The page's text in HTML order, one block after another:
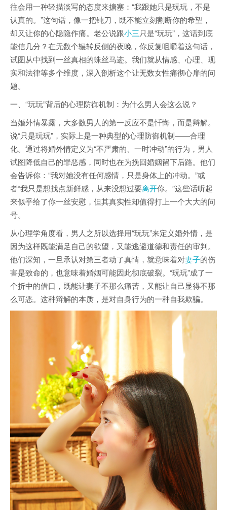
往会用一种轻描淡写的态度来搪塞：“我跟她只是玩玩，不是
认真的。”这句话，像一把钝刀，既不能立刻割断你的希望，
却又让你的心隐隐作痛。老公说跟小三只是“玩玩”，这话到底
能信几分？在无数个辗转反侧的夜晚，你反复咀嚼着这句话，
试图从中找到一丝真相的蛛丝马迹。我们就从情感、心理、现
实和法律等多个维度，深入剖析这个让无数女性痛彻心扉的问
题。
一、“玩玩”背后的心理防御机制：为什么男人会这么说？
当婚外情暴露，大多数男人的第一反应不是忏悔，而是辩解。
说“只是玩玩”，实际上是一种典型的心理防御机制——合理
化。通过将婚外情定义为“不严肃的、一时冲动”的行为，男人
试图降低自己的罪恶感，同时也在为挽回婚姻留下后路。他们
会告诉你：“我对她没有任何感情，只是身体上的冲动。”或
者“我只是想找点新鲜感，从来没想过要离开你。”这些话听起
来似乎给了你一丝安慰，但其真实性却值得打上一个大大的问
号。
从心理学角度看，男人之所以选择用“玩玩”来定义婚外情，是
因为这样既能满足自己的欲望，又能逃避道德和责任的审判。
他们深知，一旦承认对第三者动了真情，就意味着对妻子的伤
害是致命的，也意味着婚姻可能因此彻底破裂。“玩玩”成了一
个折中的借口，既能让妻子不那么痛苦，又能让自己显得不那
么可恶。这种辩解的本质，是对自身行为的一种自我欺骗。